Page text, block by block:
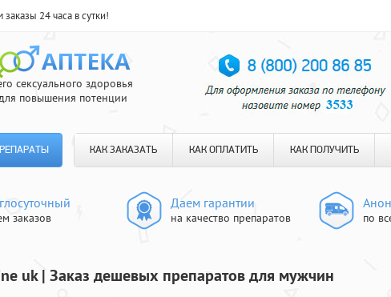
24 часа в сутки!
сексуального здоровья
повышения потенции
КАК ЗАКАЗАТЬ КАК ОПЛАТИТЬ КАК ПОЛУЧИТЬ
заказов
Даем гарантии
на качество препаратов по
uk | Заказ дешевых препаратов для мужчин